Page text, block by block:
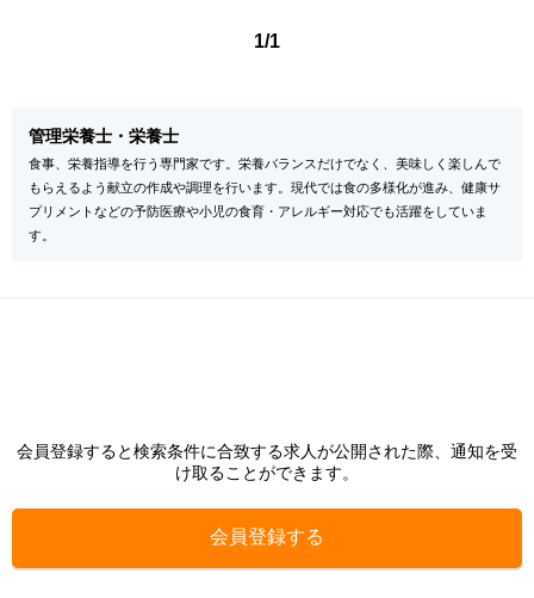
1/1
管理栄養士・栄養士
食事、栄養指導を行う専門家です。栄養バランスだけでなく、美味しく楽しんで
もらえるよう献立の作成や調理を行います。現代では食の多様化が進み、健康サ
プリメントなどの予防医療や小児の食育・アレルギー対応でも活躍をしていま
す。
会員登録すると検索条件に合致する求人が公開された際、通知を受
け取ることができます。
会員登録する